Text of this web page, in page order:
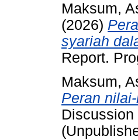
Maksum,
(2026)
syariah
Report.
Maksum,
Peran